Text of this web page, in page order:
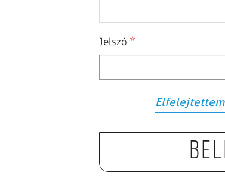
Jelszó *